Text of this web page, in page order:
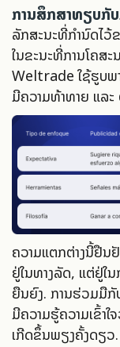
ການສຶກສາທຽບກັບ
ລັກສະນະທີ່ກຳນົດໄວ້
ໃນຂະນະທີ່ການໂຄສະ
Weltrade ໃຊ້ຮູບພ
ມີຄວາມທ້າທາຍ ແລ
ຄວາມແຕກຕ່າງນີ້ຢືນ
ຢູ່ໃນທາງລັດ, ແຕ່ຢູ່ໃ
ຍືນຍົງ. ການຮ່ວມມືກັ
ມີຄວາມຮູ້ຄວາມເຂົ້າ
ເກີດຂຶ້ນພຽງຄັ້ງດຽວ.